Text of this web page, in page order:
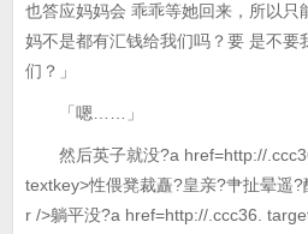
也答应妈妈会 乖乖等她回来，所以只
妈不是都有汇钱给我们吗？要 是不要
们？」
「嗯……」
然后英子就没?a href=http://
textkey>性偎凳裁矗?皇亲?肀扯晕遥
r />躺平没?a href=http://.ccc36.